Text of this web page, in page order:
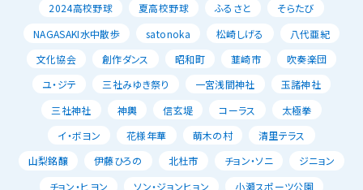
2024高校野球
夏高校野球 ふるさと
そらたび
NAGASAKI水中散歩
satonoka 松崎しげる
八代亜紀
文化協会
創作ダンス 昭和町 韮崎市
吹奏楽団
ユ・ジテ
三社みゆき祭り 一宮浅間神社
玉諸神社
三社神社
神輿 信玄堤 コーラス
太極拳
イ・ボヨン
花様年華 萌木の村
清里テラス
山梨銘醸
伊藤ひろの 北杜市 チョン・ソニ
ジニョン
チョン・ヒヨン
ソン・ジョンヒョン 小瀬スポーツ公園